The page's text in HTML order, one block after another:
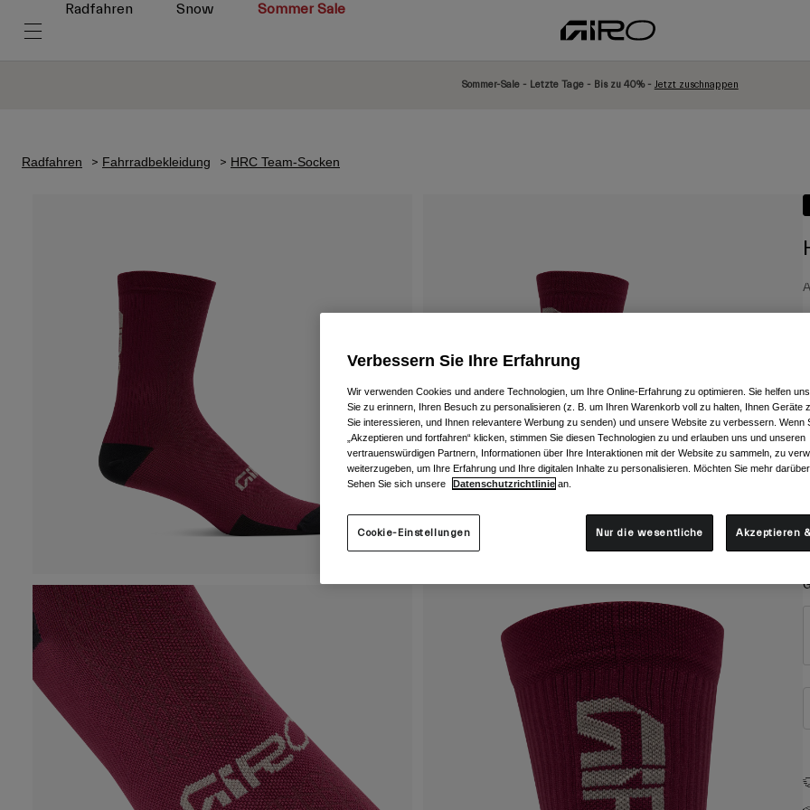
Radfahren Snow Sommer Sale
Sommer-Sale - Letzte Tage - Bis zu 40% - Jetzt zuschnappen
Radfahren Fahrradbekleidung HRC Team-Socken
Verbessern Sie Ihre Erfahrung
Wir verwenden Cookies und andere Technologien, um Ihre Online-Erfahrung zu optimieren. Sie helfen
Sie zu erinnern, Ihren Besuch zu personalisieren (z. B. um Ihren Warenkorb voll zu halten, Ihnen Geräte
Sie interessieren, und Ihnen relevantere Werbung zu senden) und unsere Website zu verbessern. Wenn
„Akzeptieren und fortfahren“ klicken, stimmen Sie diesen Technologien zu und erlauben uns und unseren
vertrauenswürdigen Partnern, Informationen über Ihre Interaktionen mit der Website zu sammeln, zu
weiterzugeben, um Ihre Erfahrung und Ihre digitalen Inhalte zu personalisieren. Möchten Sie mehr
Sehen Sie sich unsere
Datenschutzrichtlinie an.
Cookie-Einstellungen Nur die wesentliche Akzeptieren